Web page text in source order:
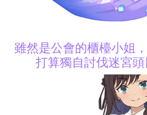
雖然是公會的櫃檯小姐
打算獨自討伐迷宮